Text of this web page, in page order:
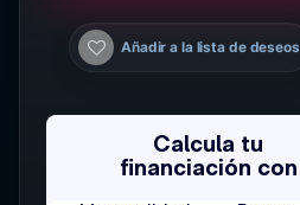
Añadir a la lista de deseos